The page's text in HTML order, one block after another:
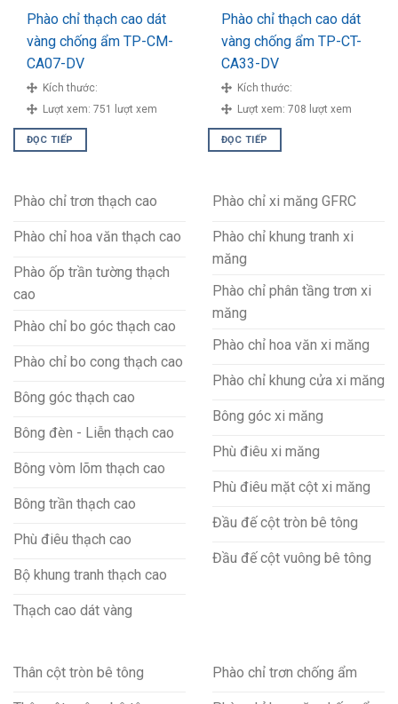
Phào chỉ thạch cao dát
vàng chống ẩm TP-CM-
CA07-DV
Kích thước:
Lượt xem: 751 lượt xem
ĐỌC TIẾP
Phào chỉ thạch cao dát
vàng chống ẩm TP-CT-
CA33-DV
Kích thước:
Lượt xem: 708 lượt xem
ĐỌC TIẾP
Phào chỉ trơn thạch cao
Phào chỉ hoa văn thạch cao
Phào ốp trần tường thạch
cao
Phào chỉ bo góc thạch cao
Phào chỉ bo cong thạch cao
Bông góc thạch cao
Bông đèn - Liễn thạch cao
Bông vòm lõm thạch cao
Bông trần thạch cao
Phù điêu thạch cao
Bộ khung tranh thạch cao
Thạch cao dát vàng
Phào chỉ xi măng GFRC
Phào chỉ khung tranh xi
măng
Phào chỉ phân tầng trơn xi
măng
Phào chỉ hoa văn xi măng
Phào chỉ khung cửa xi măng
Bông góc xi măng
Phù điêu xi măng
Phù điêu mặt cột xi măng
Đầu đế cột tròn bê tông
Đầu đế cột vuông bê tông
Thân cột tròn bê tông Phào chỉ trơn chống ẩm